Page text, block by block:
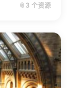
📎 3 个资源